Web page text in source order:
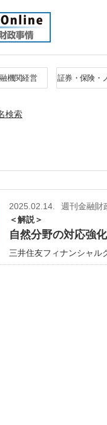
機関経営 証券・保険・
検索
2025.02.14.
週刊金融財
＜解説＞
自然分野の対応強
三井住友フィナンシャ